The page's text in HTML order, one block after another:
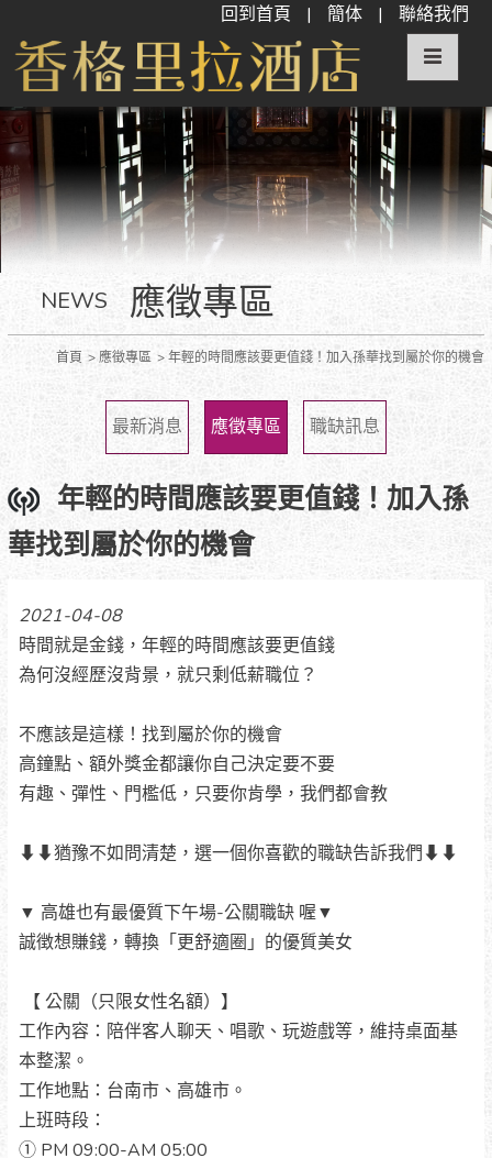
回到首頁 | 簡体 | 聯絡我們
NEWS 應徵專區
首頁 應徵專區 年輕的時間應該要更值錢！加入孫華找到屬於你的機會
最新消息 應徵專區 職缺訊息
年輕的時間應該要更值錢！加入孫
華找到屬於你的機會
2021-04-08
時間就是金錢，年輕的時間應該要更值錢
為何沒經歷沒背景，就只剩低薪職位？
不應該是這樣！找到屬於你的機會
高鐘點、額外獎金都讓你自己決定要不要
有趣、彈性、門檻低，只要你肯學，我們都會教
⬇⬇猶豫不如問清楚，選一個你喜歡的職缺告訴我們⬇⬇
▼ 高雄也有最優質下午場-公關職缺 喔▼
誠徴想賺錢，轉換「更舒適圈」的優質美女
【 公關（只限女性名額）】
工作內容：陪伴客人聊天、唱歌、玩遊戲等，維持桌面基
本整潔。
工作地點：台南市、高雄市。
上班時段：
① PM 09:00-AM 05:00